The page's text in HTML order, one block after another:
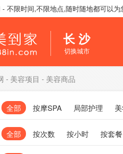
不限时间,不限地点,随时随地都可以为
长 沙
切换城市
-美容项目-美容商品
全部 按摩SPA 局部护理
全部 按次数 按小时 按套餐